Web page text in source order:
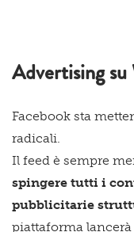
Advertising
Facebook sta
radicali.
Il feed è sempre
spingere tutti i
pubblicitarie
piattaforma lancerà